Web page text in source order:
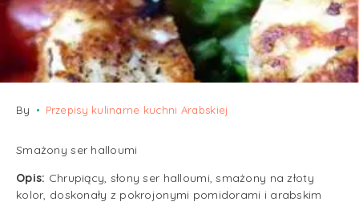
By Przepisy kulinarne kuchni Arabskiej
Smażony ser halloumi
Opis: Chrupiący, słony ser halloumi, smażony na złoty
kolor, doskonały z pokrojonymi pomidorami i arabskim